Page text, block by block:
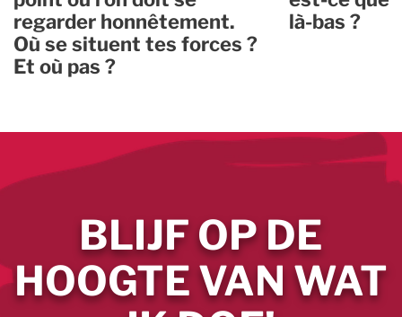
regarder honnêtement.
Où se situent tes forces ?
Et où pas ?
là-bas ?
BLIJF OP DE
HOOGTE VAN WAT